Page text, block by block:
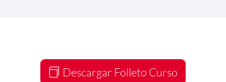
Descargar Folleto Curso